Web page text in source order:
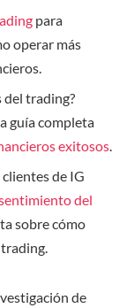
para
operar más
del trading?
guía completa
exitosos
de IG
del
sobre cómo
de